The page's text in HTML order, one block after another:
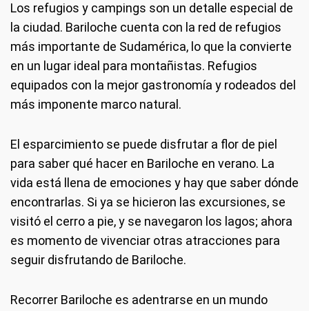
Los refugios y campings son un detalle especial de
la ciudad. Bariloche cuenta con la red de refugios
más importante de Sudamérica, lo que la convierte
en un lugar ideal para montañistas. Refugios
equipados con la mejor gastronomía y rodeados del
más imponente marco natural.
El esparcimiento se puede disfrutar a flor de piel
para saber qué hacer en Bariloche en verano. La
vida está llena de emociones y hay que saber dónde
encontrarlas. Si ya se hicieron las excursiones, se
visitó el cerro a pie, y se navegaron los lagos; ahora
es momento de vivenciar otras atracciones para
seguir disfrutando de Bariloche.
Recorrer Bariloche es adentrarse en un mundo